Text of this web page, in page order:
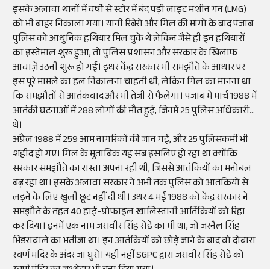
इसके अलावा थानों में वर्षों से स्टोर में बंद पड़ी लाइट मशीन गन (LMG)
को भी बाहर निकाला गया। यानी रिबेरो और गिल की मांगों के बाद पंजाब
पुलिस को आधुनिक हथियार मिल चुके थे लेकिन जैसे ही इन हथियारों
का इस्तेमाल शुरू हुआ, तो पुलिस प्रशासन और सरकार के खिलाफ
आवाज़ें उठनी शुरू हो गईं। इधर केंद्र सरकार भी समझौते के आधार पर
इस पूरे मामले का हल निकालना चाहती थी, लेकिन गिल का मानना था
कि समझौतों से आतंकवाद और भी तेजी से फैलेगा। पंजाब में मार्च 1988 में
आतंकी घटनाओं में 288 लोगों की मौत हुई, जिनमें 25 पुलिस अधिकारी
थे।
अप्रैल 1988 में 259 आम नागरिकों की जान गई, और 25 पुलिसकर्मी भी
शहीद हो गए। गिल के मुताबिक यह सब इसलिए हो रहा था क्योंकि
सरकार समझौते का रास्ता अपना रही थी, जिससे आतंकियों का मनोबल
बढ़ रहा था। इसके अलावा सरकार ने अभी तक पुलिस को आतंकियों से
लड़ने के लिए खुली छूट नहीं दी थी। उधर 4 मई 1988 को केंद्र सरकार ने
समझौते के तहत 40 हाई-प्रोफाइल खालिस्तानी आतिंकियों को रिहा
कर दिया। इनमें एक नाम जसवीर सिंह रोडे का भी था, जो जरनैल सिंह
भिंडरावाले का भतीजा था। इन आतंकियों को छोड़े जाने के बाद वो दोबारा
स्वर्ण मंदिर के अंदर जा घुसे। यही नहीं SGPC द्वारा जसवीर सिंह रोडे को